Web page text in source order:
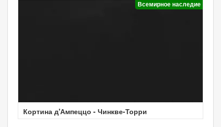
Всемирное наследие
Кортина д'Ампеццо - Чинкве-Торри